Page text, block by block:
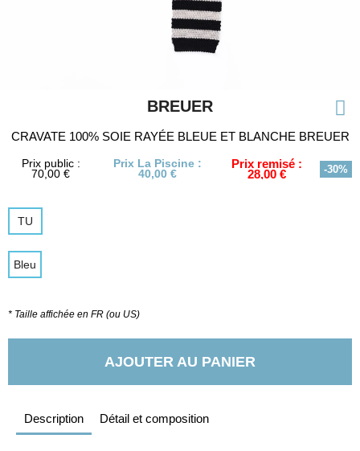
BREUER
CRAVATE 100% SOIE RAYÉE BLEUE ET BLANCHE BREUER
Prix public :
70,00 €
Prix La Piscine :
40,00 €
Prix remisé :
28,00 € -30%
TU
Bleu
* Taille affichée en FR (ou US)
AJOUTER AU PANIER
Description Détail et composition